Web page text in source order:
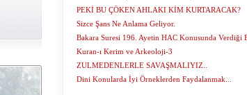
PEKİ BU ÇÖKEN AHLAKI KİM KURTARACAK?
Sizce Şans Ne Anlama Geliyor.
Bakara Suresi 196. Ayetin HAC Konusunda Verdiği
Kuran-ı Kerim ve Arkeoloji-3
ZULMEDENLERLE SAVAŞMALIYIZ..
Dini Konularda İyi Örneklerden Faydalanmak...